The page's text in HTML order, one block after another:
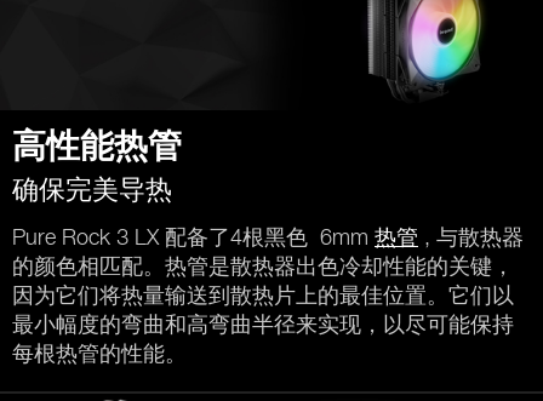
高性能热管
确保完美导热
Pure Rock 3 LX 配备了4根黑色 6mm 热管 , 与散热器
的颜色相匹配。热管是散热器出色冷却性能的关键，
因为它们将热量输送到散热片上的最佳位置。它们以
最小幅度的弯曲和高弯曲半径来实现，以尽可能保持
每根热管的性能。